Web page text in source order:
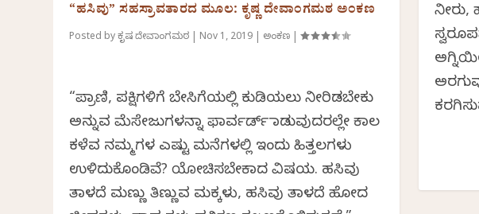
“ಹಸಿವು” ಸಹಸ್ರಾವತಾರದ ಮೂಲ: ಕೃಷ್ಣ ದೇವಾಂಗಮಠ ಅಂಕಣ
Posted byಕೃಷ್ಣ ದೇವಾಂಗಮಠ Nov 1, 2019 ಅಂಕಣ |
“ಪ್ರಾಣಿ, ಪಕ್ಷಿಗಳಿಗೆ ಬೇಸಿಗೆಯಲ್ಲಿ ಕುಡಿಯಲು ನೀರಿಡಬೇಕು
ಅನ್ನುವ ಮೆಸೇಜುಗಳನ್ನಾ ಫಾರ್ವರ್ಡ್ ಮಾಡುವುದರಲ್ಲೇ ಕಾಲ
ಕಳೆವ ನಮ್ಮಗಳ ಎಷ್ಟು ಮನೆಗಳಲ್ಲಿ ಇಂದು ಹಿತ್ತಲಗಳು
ಉಳಿದುಕೊಂಡಿವೆ? ಯೋಚಿಸಬೇಕಾದ ವಿಷಯ. ಹಸಿವು
ತಾಳದೆ ಮಣ್ಣು ತಿಣ್ಣುವ ಮಕ್ಕಳು, ಹಸಿವು ತಾಳದೆ ಹೋದ